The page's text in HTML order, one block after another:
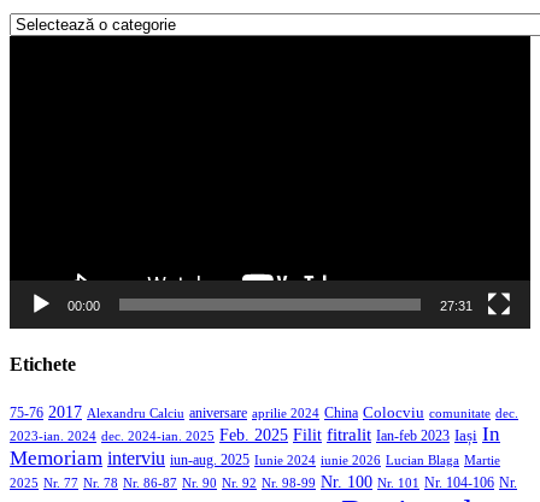
Categorii
00:00 27:31
Etichete
75-76 2017 Alexandru Calciu aniversare aprilie 2024 China Colocviu comunitate dec.
2023-ian. 2024 dec. 2024-ian. 2025 Feb. 2025 Filit fitralit Ian-feb 2023 Iași In
Memoriam interviu iun-aug. 2025 Iunie 2024 iunie 2026 Lucian Blaga Martie
2025 Nr. 77 Nr. 78 Nr. 86-87 Nr. 90 Nr. 92 Nr. 98-99 Nr. 100 Nr. 101 Nr. 104-106 Nr.